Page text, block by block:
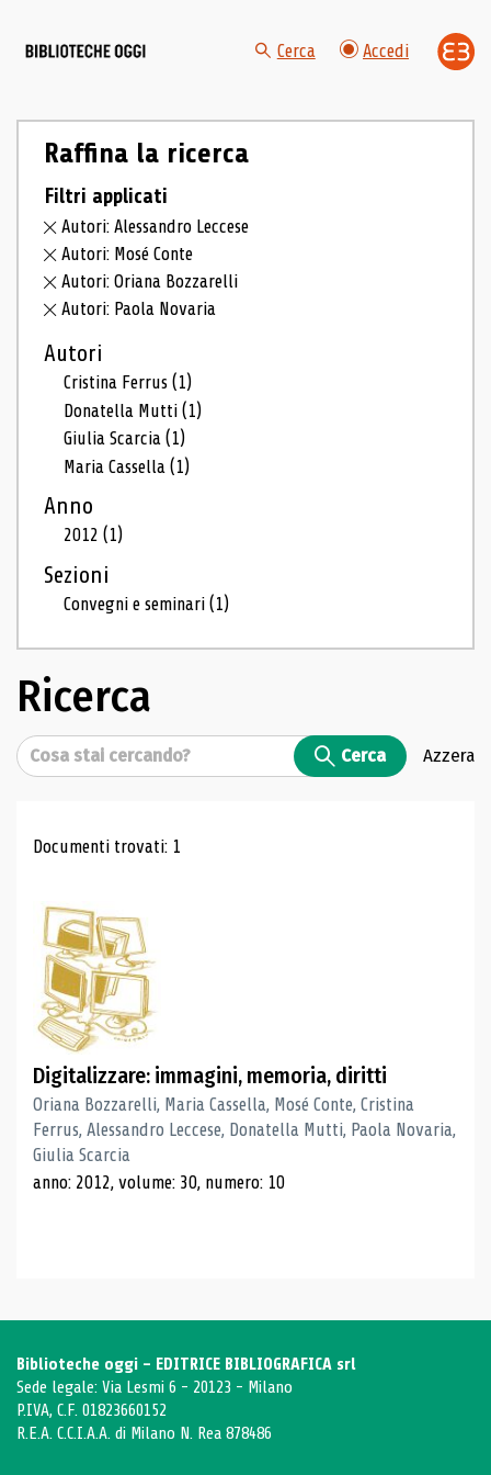
Cerca Accedi
Raffina la ricerca
Filtri applicati
Autori: Alessandro Leccese
Autori: Mosé Conte
Autori: Oriana Bozzarelli
Autori: Paola Novaria
Autori
Cristina Ferrus(1)
Donatella Mutti(1)
Giulia Scarcia(1)
Maria Cassella(1)
Anno
2012(1)
Sezioni
Convegni e seminari(1)
Ricerca
Cerca Cerca Azzera
Risultati di ricerca
Documenti trovati: 1
Digitalizzare: immagini, memoria, diritti
Oriana Bozzarelli, Maria Cassella, Mosé Conte, Cristina
Ferrus, Alessandro Leccese, Donatella Mutti, Paola Novaria,
Giulia Scarcia
anno: 2012, volume: 30, numero: 10
Biblioteche oggi - EDITRICE BIBLIOGRAFICA srl
Sede legale: Via Lesmi 6 - 20123 - Milano
P.IVA, C.F. 01823660152
R.E.A. C.C.I.A.A. di Milano N. Rea 878486